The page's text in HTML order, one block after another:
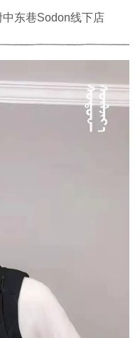
东巷Sodon线下店